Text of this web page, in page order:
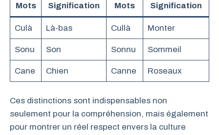
Mots Signification Mots Signification
Culà Là-bas Cullà Monter
Sonu Son Sonnu Sommeil
Cane Chien Canne Roseaux
Ces distinctions sont indispensables non
seulement pour la compréhension, mais également
pour montrer un réel respect envers la culture